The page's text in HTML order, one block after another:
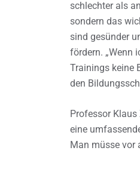
schlechter als
sondern das
sind gesünder
fördern. „Wenn
Trainings keine
den
Professor
eine
Man müsse vor